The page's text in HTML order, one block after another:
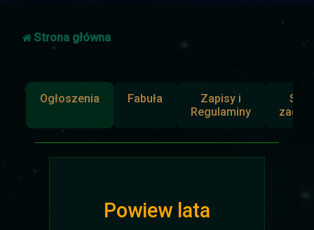
Strona główna
Ogłoszenia Fabuła
Zapisy i
Regulaminy
Powiew lata